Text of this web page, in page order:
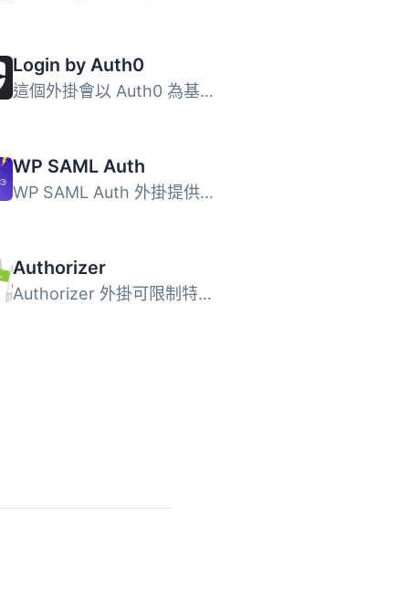
Login by Auth0
這個外掛會以 Auth0 為基礎，取代標準 WordPress 登入表單，...
WP SAML Auth
WP SAML Auth 外掛提供 WordPress 的 SAML 認證功能，透過 On...
Authorizer
Authorizer 外掛可限制特定使用者對 WordPress 網站的訪問，...